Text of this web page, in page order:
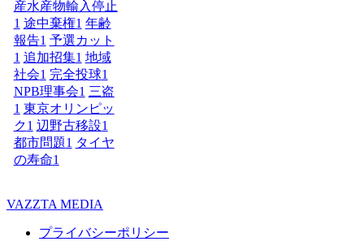
産水産物輸入停止
1 途中棄権1 年齢
報告1 予選カット
1 追加招集1 地域
社会1 完全投球1
NPB理事会1 三盗
1 東京オリンピッ
ク1 辺野古移設1
都市問題1 タイヤ
の寿命1
VAZZTA MEDIA
プライバシーポリシー